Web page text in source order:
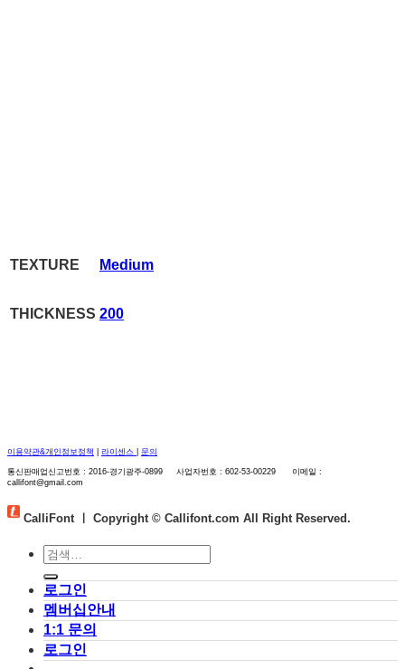
TEXTURE Medium
THICKNESS 200
이용약관&개인정보정책 라이센스 문의
통신판매업신고번호 : 2016-경기광주-0899 사업자번호 : 602-53-00229 이메일 :
callifont@gmail.com
CalliFont ㅣ Copyright © Callifont.com All Right Reserved.
검
색:
로그인
멤버십안내
1:1 문의
로그인